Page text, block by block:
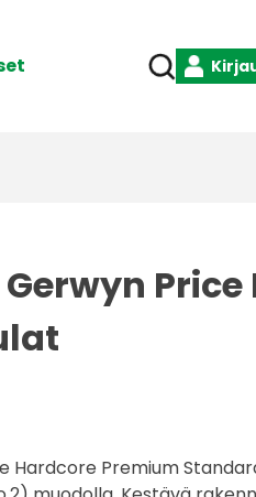
Price
Hardcore Premium